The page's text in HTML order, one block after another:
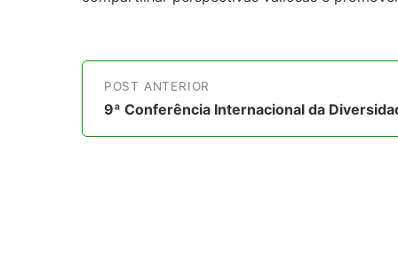
POST ANTERIOR
9ª Conferência Internacional da